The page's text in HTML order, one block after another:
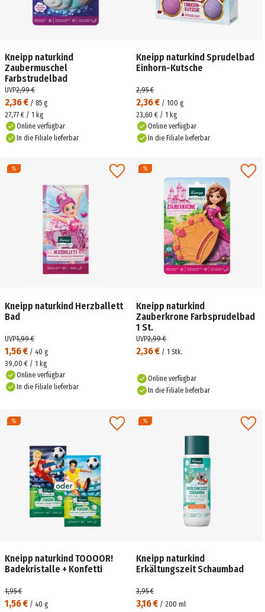
Kneipp naturkind
Zaubermuschel
Farbstrudelbad
2,36 € / 85 g
UVP2,99 €
27,77 € / 1 kg
Online verfügbar
In die Filiale lieferbar
Kneipp naturkind Sprudelbad
Einhorn-Kutsche
2,36 € / 100 g
2,95 €
23,60 € / 1 kg
Online verfügbar
In die Filiale lieferbar
Kneipp naturkind Herzballett
Bad
1,56 € / 40 g
UVP1,99 €
39,00 € / 1 kg
Online verfügbar
In die Filiale lieferbar
Kneipp naturkind
Zauberkrone Farbsprudelbad
1 St.
2,36 € / 1 Stk.
UVP2,99 €
Online verfügbar
In die Filiale lieferbar
Kneipp naturkind TOOOOR!
Badekristalle + Konfetti
1,56 € / 40 g
1,95 €
Kneipp naturkind
Erkältungszeit Schaumbad
3,16 € / 200 ml
3,95 €